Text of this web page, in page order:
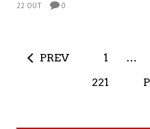
22 OUT 0
PREV 1 …
221